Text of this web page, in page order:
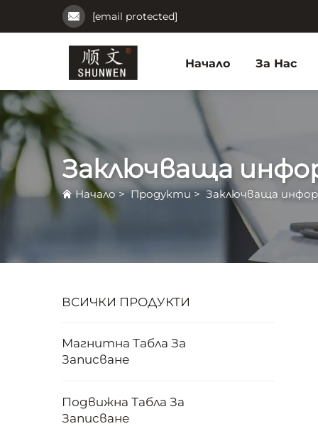
[email protected]
Начало За Нас
Заключваща
Начало>Продукти > Заключваща
ВСИЧКИ ПРОДУКТИ
Магнитна Табла За
Записване
Подвижна Табла За
Записване